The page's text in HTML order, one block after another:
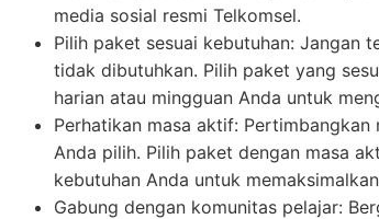
media sosial resmi Telkomsel.
Pilih paket sesuai kebutuhan: Jangan
tidak dibutuhkan. Pilih paket yang
harian atau mingguan Anda untuk
Perhatikan masa aktif:
Anda pilih. Pilih paket dengan masa
kebutuhan Anda untuk
Gabung dengan komunitas pelajar: